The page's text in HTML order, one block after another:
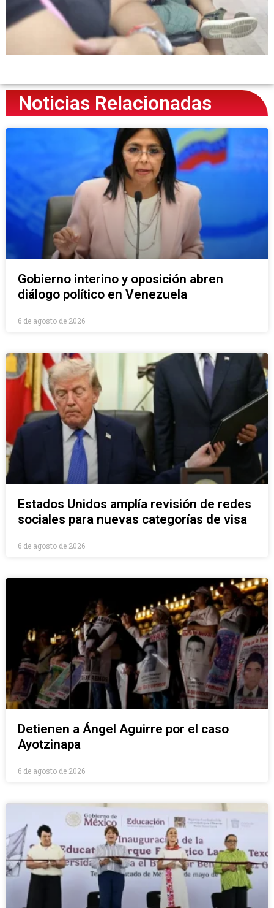
Noticias Relacionadas
Gobierno interino y oposición abren
diálogo político en Venezuela
6 de agosto de 2026
Estados Unidos amplía revisión de redes
sociales para nuevas categorías de visa
6 de agosto de 2026
Detienen a Ángel Aguirre por el caso
Ayotzinapa
6 de agosto de 2026